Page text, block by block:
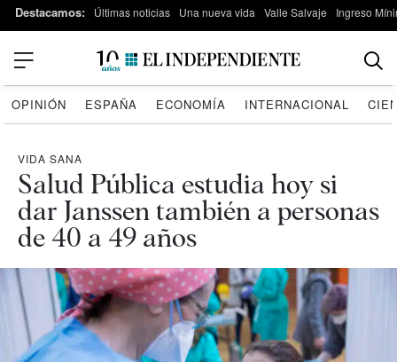
Destacamos: Últimas noticias Una nueva vida Valle Salvaje Ingreso
OPINIÓN ESPAÑA ECONOMÍA INTERNACIONAL
VIDA SANA
Salud Pública estudia hoy si
dar Janssen también a personas
de 40 a 49 años